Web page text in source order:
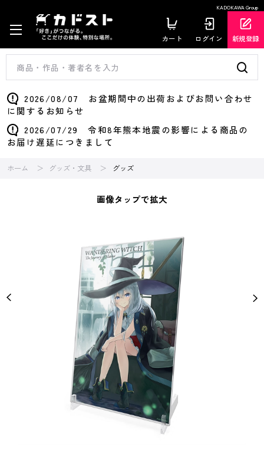
KADOKAWA Group
カート ログイン 新規登録
2026/08/07 お盆期間中の出荷およびお問い合わせ
に関するお知らせ
2026/07/29 令和8年熊本地震の影響による商品の
お届け遅延につきまして
ホーム グッズ・文具 グッズ
画像タップで拡大